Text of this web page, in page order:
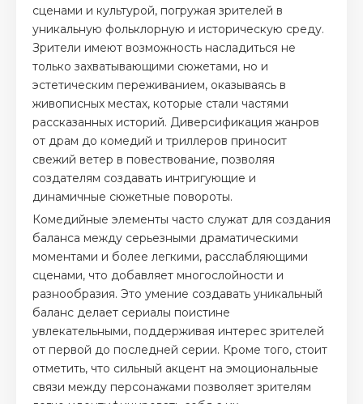
сценами и культурой, погружая зрителей в
уникальную фольклорную и историческую среду.
Зрители имеют возможность насладиться не
только захватывающими сюжетами, но и
эстетическим переживанием, оказываясь в
живописных местах, которые стали частями
рассказанных историй. Диверсификация жанров
от драм до комедий и триллеров приносит
свежий ветер в повествование, позволяя
создателям создавать интригующие и
динамичные сюжетные повороты.
Комедийные элементы часто служат для создания
баланса между серьезными драматическими
моментами и более легкими, расслабляющими
сценами, что добавляет многослойности и
разнообразия. Это умение создавать уникальный
баланс делает сериалы поистине
увлекательными, поддерживая интерес зрителей
от первой до последней серии. Кроме того, стоит
отметить, что сильный акцент на эмоциональные
связи между персонажами позволяет зрителям